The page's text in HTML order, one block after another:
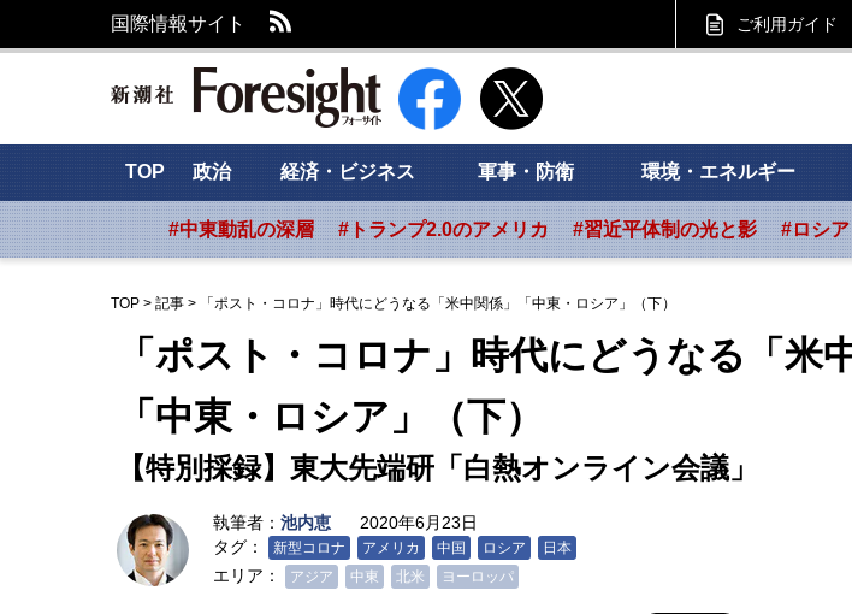
国際情報サイト ご利用ガイド
新潮社 Foresight フォーサイト
TOP 政治 経済・ビジネス 軍事・防衛 環境・エネルギー
#中東動乱の深層 #トランプ2.0のアメリカ #習近平体制の光と影 #ロシ
TOP > 記事 > 「ポスト・コロナ」時代にどうなる「米中関係」「中東・ロシア」（下）
「ポスト・コロナ」時代にどうなる「米
「中東・ロシア」（下）
【特別採録】東大先端研「白熱オンライン会議」
執筆者： 池内恵
2020年6月23日
タグ：
新型コロナ アメリカ 中国 ロシア 日本
エリア： アジア 中東 北米 ヨーロッパ